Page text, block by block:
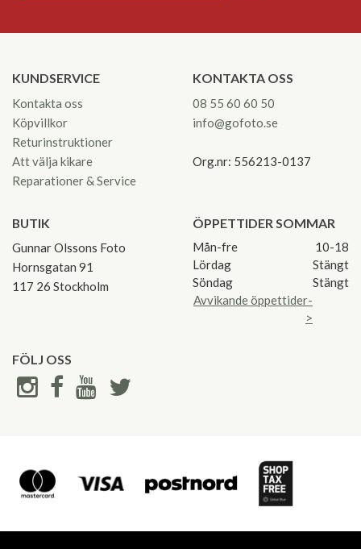
KUNDSERVICE
Kontakta oss
Köpvillkor
Returinstruktioner
Att välja kikare
Reparationer & Service
KONTAKTA OSS
08 55 60 60 50
info@gofoto.se
Org.nr: 556213-0137
BUTIK
Gunnar Olssons Foto
Hornsgatan 91
117 26 Stockholm
ÖPPETTIDER SOMMAR
Mån-fre
10-18
Lördag
Stängt
Söndag
Stängt
Avvikande öppettider-
>
FÖLJ OSS